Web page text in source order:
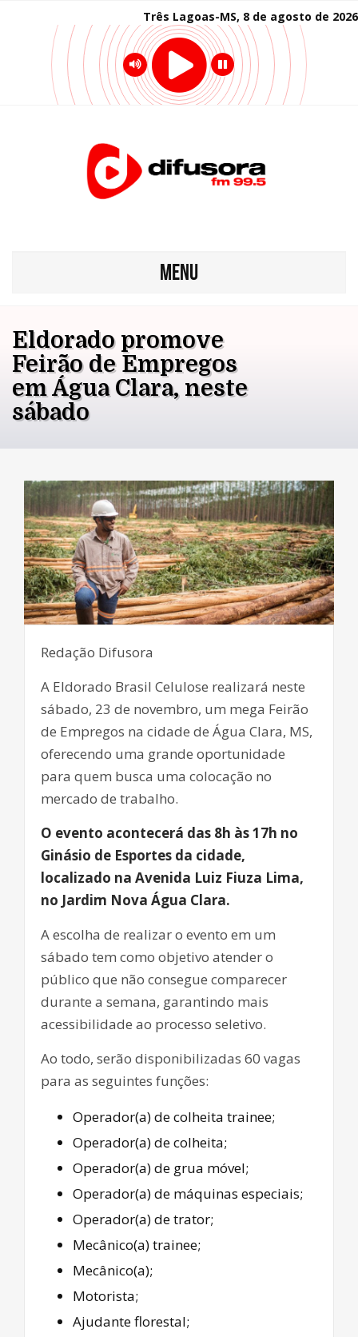
Três Lagoas-MS, 8 de agosto de 2026
MENU
Eldorado promove
Feirão de Empregos
em Água Clara, neste
sábado
Redação Difusora
A Eldorado Brasil Celulose realizará neste
sábado, 23 de novembro, um mega Feirão
de Empregos na cidade de Água Clara, MS,
oferecendo uma grande oportunidade
para quem busca uma colocação no
mercado de trabalho.
O evento acontecerá das 8h às 17h no
Ginásio de Esportes da cidade,
localizado na Avenida Luiz Fiuza Lima,
no Jardim Nova Água Clara.
A escolha de realizar o evento em um
sábado tem como objetivo atender o
público que não consegue comparecer
durante a semana, garantindo mais
acessibilidade ao processo seletivo.
Ao todo, serão disponibilizadas 60 vagas
para as seguintes funções:
Operador(a) de colheita trainee;
Operador(a) de colheita;
Operador(a) de grua móvel;
Operador(a) de máquinas especiais;
Operador(a) de trator;
Mecânico(a) trainee;
Mecânico(a);
Motorista;
Ajudante florestal;